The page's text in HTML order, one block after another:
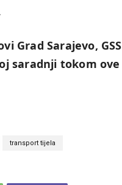
Grad Sarajevo, GSS
saradnji tokom ove
transport tijela